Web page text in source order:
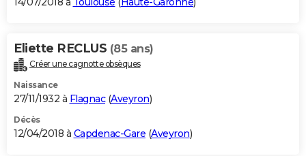
Eliette RECLUS (85 ans)
Créer une cagnotte obsèques
Naissance
27/11/1932 à Flagnac(Aveyron)
Décès
12/04/2018 à Capdenac-Gare (Aveyron)